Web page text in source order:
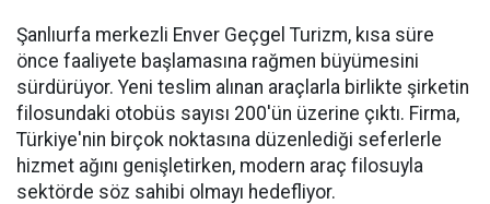
Şanlıurfa merkezli Enver Geçgel Turizm, kısa süre
önce faaliyete başlamasına rağmen büyümesini
sürdürüyor. Yeni teslim alınan araçlarla birlikte şirketin
filosundaki otobüs sayısı 200'ün üzerine çıktı. Firma,
Türkiye'nin birçok noktasına düzenlediği seferlerle
hizmet ağını genişletirken, modern araç filosuyla
sektörde söz sahibi olmayı hedefliyor.